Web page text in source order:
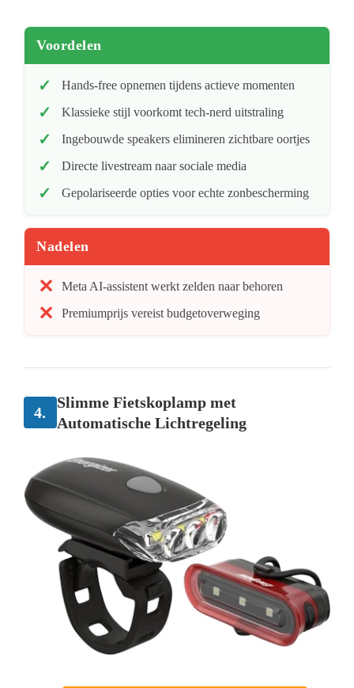
Voordelen
Hands-free opnemen tijdens actieve momenten
Klassieke stijl voorkomt tech-nerd uitstraling
Ingebouwde speakers elimineren zichtbare oortjes
Directe livestream naar sociale media
Gepolariseerde opties voor echte zonbescherming
Nadelen
Meta AI-assistent werkt zelden naar behoren
Premiumprijs vereist budgetoverweging
4.
Slimme Fietskoplamp met
Automatische Lichtregeling